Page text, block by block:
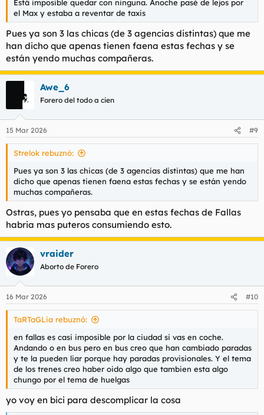
Está imposible quedar con ninguna. Anoche pasé de lejos por
el Max y estaba a reventar de taxis
Pues ya son 3 las chicas (de 3 agencias distintas) que me
han dicho que apenas tienen faena estas fechas y se
están yendo muchas compañeras.
Awe_6
Forero del todo a cien
15 Mar 2026 #9
Strelok rebuznó:
Pues ya son 3 las chicas (de 3 agencias distintas) que me han
dicho que apenas tienen faena estas fechas y se están yendo
muchas compañeras.
Ostras, pues yo pensaba que en estas fechas de Fallas
habria mas puteros consumiendo esto.
vraider
Aborto de Forero
16 Mar 2026 #10
TaRTaGLia rebuznó:
en fallas es casi imposible por la ciudad si vas en coche.
Andando o en bus pero en bus creo que han cambiado paradas
y te la pueden liar porque hay paradas provisionales. Y el tema
de los trenes creo haber oido algo que tambien esta algo
chungo por el tema de huelgas
yo voy en bici para descomplicar la cosa